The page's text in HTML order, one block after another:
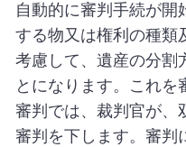
自動的に審判手続が開
する物又は権利の種類
考慮して、遺産の分割
とになります。これを
審判では、裁判官が、
審判を下します。審判